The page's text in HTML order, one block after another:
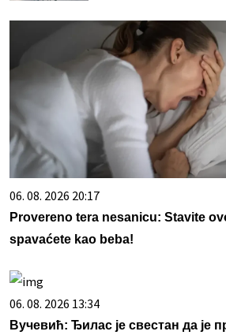
06. 08. 2026 20:17
Provereno tera nesanicu: Stavite
spavaćete kao beba!
06. 08. 2026 13:34
Вучевић: Ђилас је свестан да је